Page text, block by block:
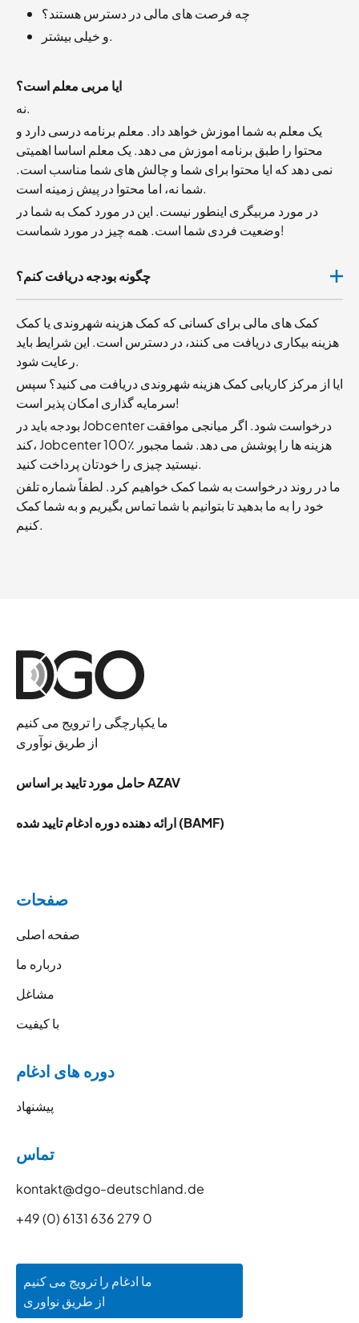
چه فرصت های مالی در دسترس هستند؟
و خیلی بیشتر.
ایا مربی معلم است؟
نه.
یک معلم به شما اموزش خواهد داد. معلم برنامه درسی دارد و
محتوا را طبق برنامه اموزش می دهد. یک معلم اساسا اهمیتی
نمی دهد که ایا محتوا برای شما و چالش های شما مناسب است.
شما نه، اما محتوا در پیش زمینه است.
در مورد مربیگری اینطور نیست. این در مورد کمک به شما در
وضعیت فردی شما است. همه چیز در مورد شماست!
چگونه بودجه دریافت کنم؟
کمک های مالی برای کسانی که کمک هزینه شهروندی یا کمک
هزینه بیکاری دریافت می کنند، در دسترس است. این شرایط باید
رعایت شود.
ایا از مرکز کاریابی کمک هزینه شهروندی دریافت می کنید؟ سپس
سرمایه گذاری امکان پذیر است!
بودجه باید در Jobcenter درخواست شود. اگر میانجی موافقت
کند، Jobcenter 100٪ هزینه ها را پوشش می دهد. شما مجبور
نیستید چیزی را خودتان پرداخت کنید.
ما در روند درخواست به شما کمک خواهیم کرد. لطفاً شماره تلفن
خود را به ما بدهید تا بتوانیم با شما تماس بگیریم و به شما کمک
کنیم.
ما یکپارچگی را ترویج می کنیم
از طریق نوآوری
حامل مورد تایید بر اساس AZAV
ارائه دهنده دوره ادغام تایید شده (BAMF)
صفحات
صفحه اصلی
درباره ما
مشاغل
با کیفیت
دوره های ادغام
پیشنهاد
تماس
kontakt@dgo-deutschland.de
+49 (0) 6131 636 279 0
ما ادغام را ترویج می کنیم
از طریق نواوری